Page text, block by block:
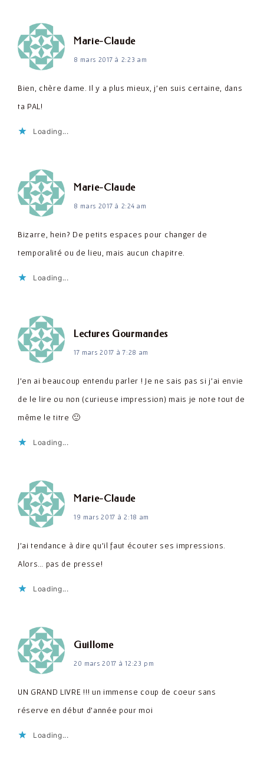
Marie-Claudedit :
8 mars 2017 à 2:23 am
Bien, chère dame. Il y a plus mieux, j'en suis certaine, dans
ta PAL!
Loading...
Marie-Claudedit :
8 mars 2017 à 2:24 am
Bizarre, hein? De petits espaces pour changer de
temporalité ou de lieu, mais aucun chapitre.
Loading...
Lectures Gourmandesdit :
17 mars 2017 à 7:28 am
J'en ai beaucoup entendu parler ! Je ne sais pas si j'ai envie
de le lire ou non (curieuse impression) mais je note tout de
même le titre 🙂
Loading...
Marie-Claudedit :
19 mars 2017 à 2:18 am
J'ai tendance à dire qu'il faut écouter ses impressions.
Alors… pas de presse!
Loading...
Guillomedit :
20 mars 2017 à 12:23 pm
UN GRAND LIVRE !!! un immense coup de coeur sans
réserve en début d'année pour moi
Loading...